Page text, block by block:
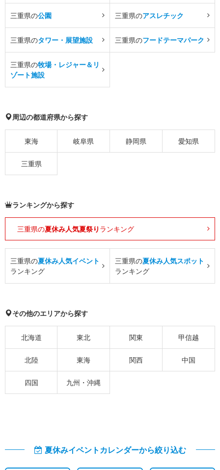
三重県の公園 三重県のアスレチック
三重県のタワー・展望施設 三重県のフードテーマパーク
三重県の牧場・レジャー＆リ
ゾート施設
周辺の都道府県から探す
東海 岐阜県 静岡県 愛知県
三重県
ランキングから探す
三重県の夏休み人気夏祭り ランキング
三重県の夏休み人気イベント
ランキング
三重県の夏休み人気スポット
ランキング
その他のエリアから探す
北海道 東北 関東 甲信越
北陸 東海 関西 中国
四国 九州・沖縄
夏休みイベントカレンダーから絞り込む